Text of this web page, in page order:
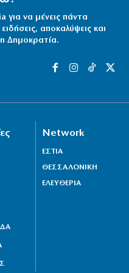
της αργίας του
Αφγανό για τη
να μένεις πάντα
αποκαλύψεις και
Δημοκρατία.
Network
ΕΣΤΙΑ
ΘΕΣΣΑΛΟΝΙΚΗ
ΕΛΕΥΘΕΡΙΑ